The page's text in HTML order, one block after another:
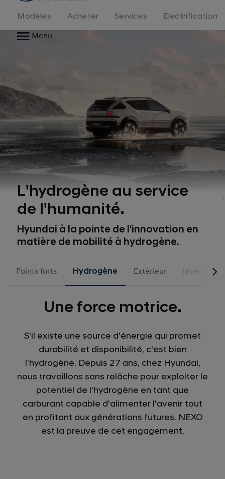
logo
Modèles Acheter Services
Electrification
Menu
L'hydrogène au service
de l'humanité.
Hyundai à la pointe de l'innovation en
matière de mobilité à hydrogène.
Points forts Hydrogène Extérieur Intérieur
Une force motrice.
S'il existe une source d'énergie qui promet
durabilité et disponibilité, c'est bien
l'hydrogène. Depuis 27 ans, chez Hyundai,
nous travaillons sans relâche pour exploiter le
potentiel de l'hydrogène en tant que
carburant capable d'alimenter l'avenir tout
en profitant aux générations futures. NEXO
est la preuve de cet engagement.